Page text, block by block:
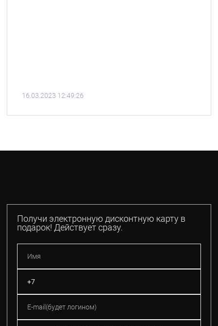
16.03.2023 12:49:26
Получи электронную дисконтную карту в
подарок! Действует сразу.